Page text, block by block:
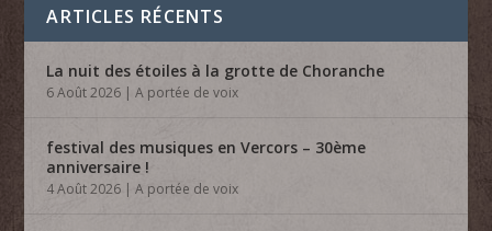
ARTICLES RÉCENTS
La nuit des étoiles à la grotte de Choranche
6 Août 2026 |A portée de voix
festival des musiques en Vercors – 30ème
anniversaire !
4 Août 2026 |A portée de voix